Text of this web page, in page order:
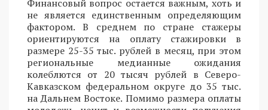
Финансовый вопрос остается важным, хоть и
не является единственным определяющим
фактором. В среднем по стране стажеры
ориентируются на оплату стажировки в
размере 25-35 тыс. рублей в месяц, при этом
региональные медианные ожидания
колеблются от 20 тысяч рублей в Северо-
Кавказском федеральном округе до 35 тыс.
на Дальнем Востоке. Помимо размера оплаты